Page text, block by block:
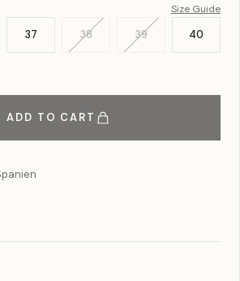
Size Guide
37 38 39 40
ADD TO CART